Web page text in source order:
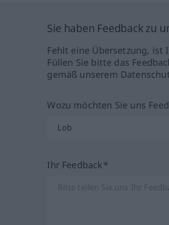
Sie haben Feedback zu
Fehlt eine Übersetzung, ist
Füllen Sie bitte das
gemäß unserem
Wozu möchten Sie uns
Ihr Feedback*